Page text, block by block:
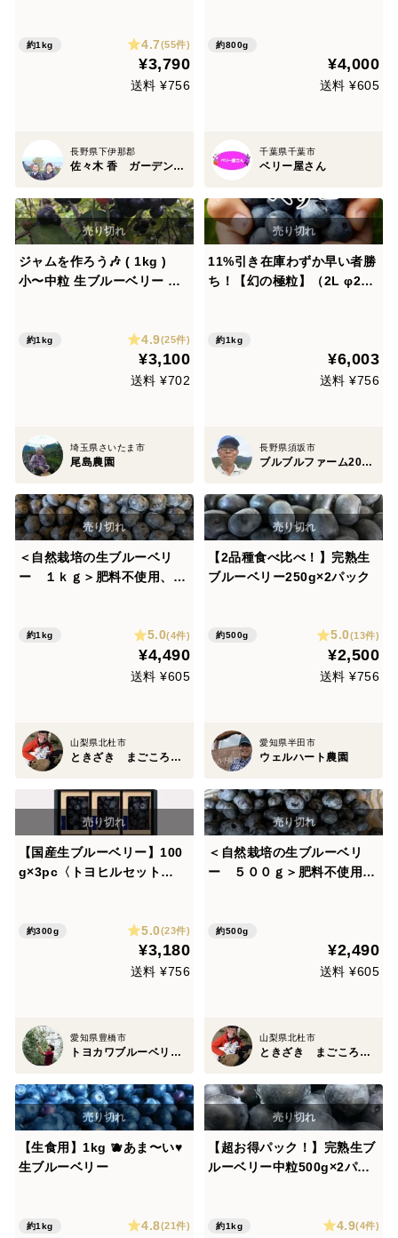
約1kg 4.7(55件)
¥3,790
送料 ¥756
長野県下伊那郡
佐々木 香 ガーデンベリー佐々木 佐々木農園
大粒（400g×2P）1箱
約800g
¥4,000
送料 ¥605
千葉県千葉市
ベリー屋さん
ジャムを作ろう🎶 ( 1kg )
小〜中粒 生ブルーベリー 繊
約1kg 4.9(25件)
¥3,100
送料 ¥702
埼玉県さいたま市
尾島農園
11%引き在庫わずか早い者勝
ち！【幻の極粒】（2L φ20
約1kg
¥6,003
送料 ¥756
長野県須坂市
ブルブルファーム20 bulubulu-farm.com
＜自然栽培の生ブルーベリ
ー １ｋｇ＞肥料不使用、農
ブルーベリー≫を八ヶ岳南麓
約1kg 5.0(4件)
¥4,490
送料 ¥605
山梨県北杜市
ときざき まごころ 農園
【2品種食べ比べ！】完熟生
ブルーベリー250g×2パック
約500g 5.0(13件)
¥2,500
送料 ¥756
愛知県半田市
ウェルハート農園
【国産生ブルーベリー】100
g×3pc〈トヨヒルセット
約300g 5.0(23件)
¥3,180
送料 ¥756
愛知県豊橋市
トヨカワブルーベリーヒルズ
＜自然栽培の生ブルーベリ
ー ５００ｇ＞肥料不使用、
生ブルーベリー≫を八ヶ岳南
約500g
¥2,490
送料 ¥605
山梨県北杜市
ときざき まごころ 農園
【生食用】1kg 🫐あま〜い♥
生ブルーベリー
約1kg 4.8(21件)
【超お得パック！】完熟生ブ
ルーベリー中粒500g×2パッ
約1kg 4.9(4件)